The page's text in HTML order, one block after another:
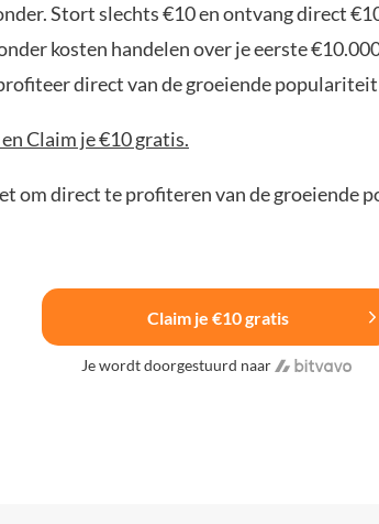
Stort slechts €10 en ontvang direct
kosten handelen over je eerste
direct van de groeiende
Claim je €10 gratis.
om direct te profiteren van de groeiende
Claim je €10 gratis
Je wordt doorgestuurd naar